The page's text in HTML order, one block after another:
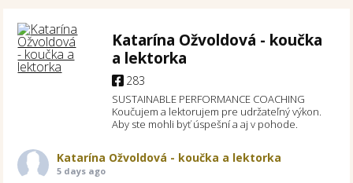
Katarína Ožvoldová - koučka
a lektorka
283
SUSTAINABLE PERFORMANCE COACHING
Koučujem a lektorujem pre udržateľný výkon.
Aby ste mohli byť úspešní a aj v pohode.
Katarína Ožvoldová - koučka a lektorka
5 days ago